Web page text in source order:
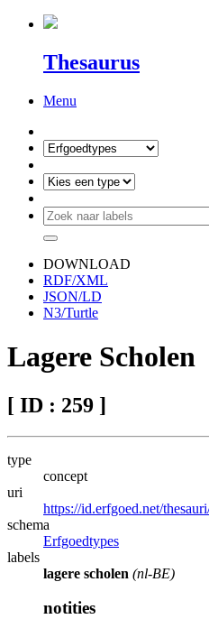
Thesaurus
Menu
DOWNLOAD
RDF/XML
JSON/LD
N3/Turtle
Lagere Scholen
[ ID : 259 ]
type
concept
uri
https://id.erfgoed.net/
schema
Erfgoedtypes
labels
lagere scholen (nl-BE)
notities